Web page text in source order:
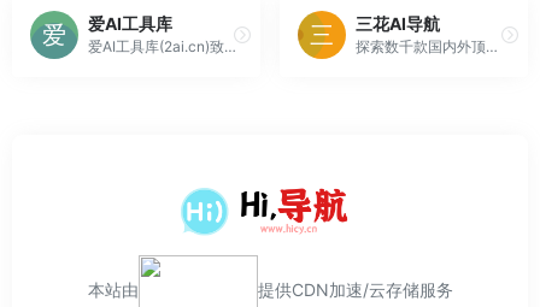
爱AI工具库
爱AI工具库(2ai.cn)致力于收录最实用的人工智能工具和提供最新的AI资讯，轻松掌握人工智能技术动态。在这里，可以分享和发现创新的AI应用，开启智能未来之旅。爱AI工具库产品涵盖了写作工具助手、绘画工具平台、AI创意设计、智能图片处理、AI文案工具、视频制作剪辑、AI编程工具、AI提示词、AI搜...
三花AI导航
探索数千款国内外顶尖AI工具的完美集合！从AI写作、图像生成到视频制作，再到音频转录和编程辅助，三花汇聚了全方位的人工智能应用，助你轻松迎接科技潮流，实现任务自动化与高效完成！
本站由 提供CDN加速/云存储服务